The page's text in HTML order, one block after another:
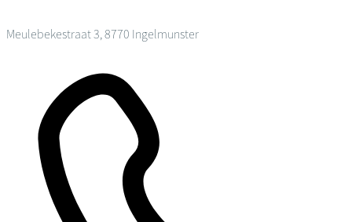
Meulebekestraat 3, 8770 Ingelmunster